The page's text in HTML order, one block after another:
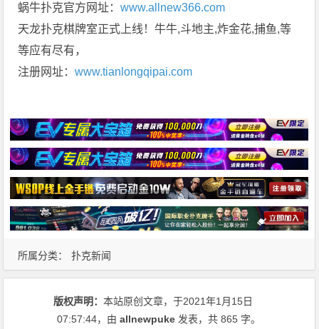
蜗牛扑克官方网址：www.allnew366.com
天龙扑克棋牌室正式上线！牛牛,斗地主,炸金花,捕鱼,等
等应有尽有，
注册网址：www.tianlongqipai.com
所属分类： 扑克新闻
版权声明：本站原创文章，于2021年1月15日
07:57:44，由allnewpuke 发表，共 865 字。